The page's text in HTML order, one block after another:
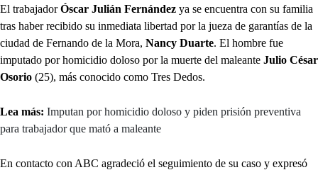
El trabajadorÓscar Julián Fernández ya se encuentra con su familia
tras haber recibido su inmediata libertad por la jueza de garantías de la
ciudad de Fernando de la Mora, Nancy Duarte. El hombre fue
imputado por homicidio doloso por la muerte del maleante Julio César
Osorio (25), más conocido como Tres Dedos.
Lea más: Imputan por homicidio doloso y piden prisión preventiva
para trabajador que mató a maleante
En contacto con ABC agradeció el seguimiento de su caso y expresó